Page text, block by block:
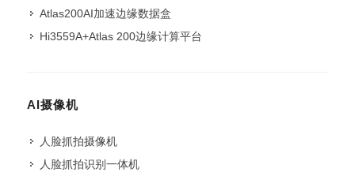
Atlas200AI加速边缘数据盒
Hi3559A+Atlas 200边缘计算平台
AI摄像机
人脸抓拍摄像机
人脸抓拍识别一体机